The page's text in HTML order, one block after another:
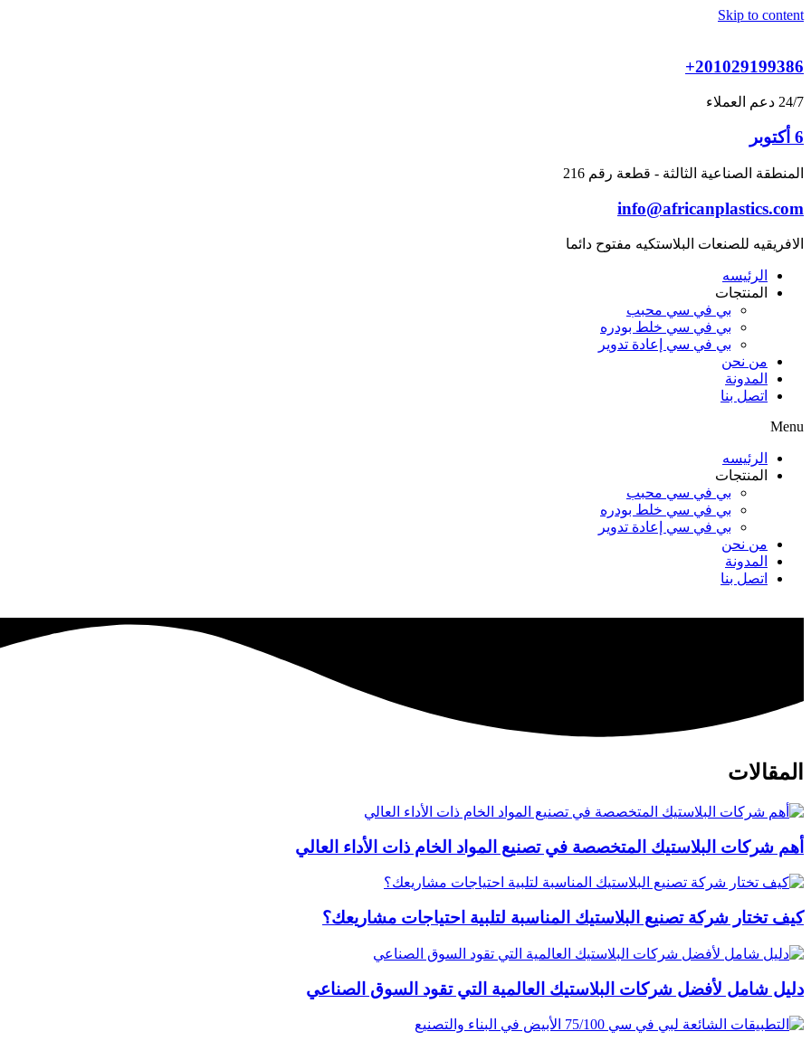
Skip to content
+201029199386
24/7 دعم العملاء
6 أكتوبر
المنطقة الصناعية الثالثة - قطعة رقم 216
info@africanplastics.com
الافريقيه للصنعات البلاستكيه مفتوح دائما
الرئيسه
المنتجات
بي في سي محبب
بي في سي خلط بودره
بي في سي إعادة تدوير
من نحن
المدونة
اتصل بنا
Menu
الرئيسه
المنتجات
بي في سي محبب
بي في سي خلط بودره
بي في سي إعادة تدوير
من نحن
المدونة
اتصل بنا
المقالات
أهم شركات البلاستيك المتخصصة في تصنيع المواد الخام ذات الأداء العالي
كيف تختار شركة تصنيع البلاستيك المناسبة لتلبية احتياجات مشاريعك؟
دليل شامل لأفضل شركات البلاستيك العالمية التي تقود السوق الصناعي